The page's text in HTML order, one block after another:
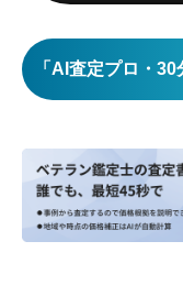
「AI査定プロ・